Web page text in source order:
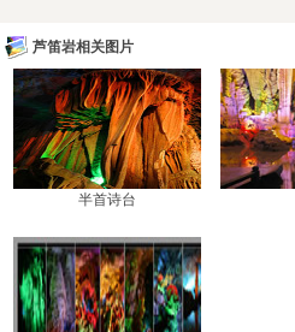
芦笛岩相关图片
半首诗台